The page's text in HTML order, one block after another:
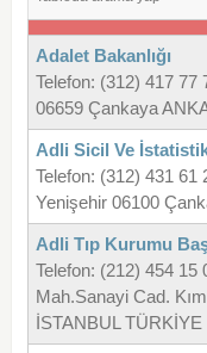
Adalet Bakanlığı
Telefon: (312) 417 77
06659 Çankaya
Adli Sicil Ve
Telefon: (312) 431 61
Yenişehir 06100
Adli Tıp Kurumu
Telefon: (212) 454
Mah.Sanayi Cad.
İSTANBUL TÜRKİYE